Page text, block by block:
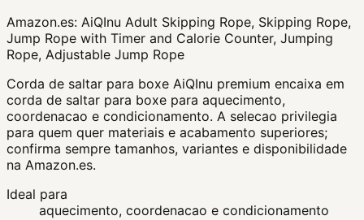
Amazon.es: AiQInu Adult Skipping Rope, Skipping Rope,
Jump Rope with Timer and Calorie Counter, Jumping
Rope, Adjustable Jump Rope
Corda de saltar para boxe AiQInu premium encaixa em
corda de saltar para boxe para aquecimento,
coordenacao e condicionamento. A selecao privilegia
para quem quer materiais e acabamento superiores;
confirma sempre tamanhos, variantes e disponibilidade
na Amazon.es.
Ideal para
aquecimento, coordenacao e condicionamento